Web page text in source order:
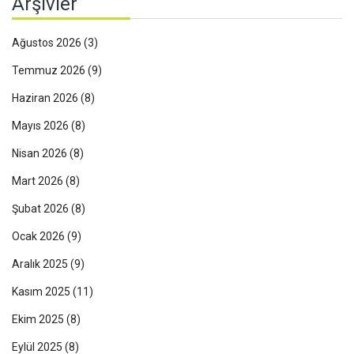
Ağustos 2026 (3)
Temmuz 2026 (9)
Haziran 2026 (8)
Mayıs 2026 (8)
Nisan 2026 (8)
Mart 2026 (8)
Şubat 2026 (8)
Ocak 2026 (9)
Aralık 2025 (9)
Kasım 2025 (11)
Ekim 2025 (8)
Eylül 2025 (8)